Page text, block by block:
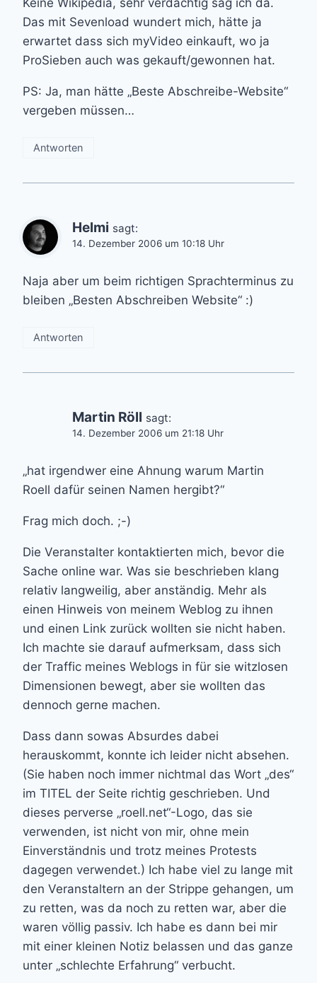
Keine Wikipedia, sehr verdächtig sag ich da.
Das mit Sevenload wundert mich, hätte ja
erwartet dass sich myVideo einkauft, wo ja
ProSieben auch was gekauft/gewonnen hat.
PS: Ja, man hätte „Beste Abschreibe-Website“
vergeben müssen…
Antworten
Helmi sagt:
14. Dezember 2006 um 10:18 Uhr
Naja aber um beim richtigen Sprachterminus zu
bleiben „Besten Abschreiben Website“ :)
Antworten
Martin Röll sagt:
14. Dezember 2006 um 21:18 Uhr
„hat irgendwer eine Ahnung warum Martin
Roell dafür seinen Namen hergibt?“
Frag mich doch. ;-)
Die Veranstalter kontaktierten mich, bevor die
Sache online war. Was sie beschrieben klang
relativ langweilig, aber anständig. Mehr als
einen Hinweis von meinem Weblog zu ihnen
und einen Link zurück wollten sie nicht haben.
Ich machte sie darauf aufmerksam, dass sich
der Traffic meines Weblogs in für sie witzlosen
Dimensionen bewegt, aber sie wollten das
dennoch gerne machen.
Dass dann sowas Absurdes dabei
herauskommt, konnte ich leider nicht absehen.
(Sie haben noch immer nichtmal das Wort „des“
im TITEL der Seite richtig geschrieben. Und
dieses perverse „roell.net“-Logo, das sie
verwenden, ist nicht von mir, ohne mein
Einverständnis und trotz meines Protests
dagegen verwendet.) Ich habe viel zu lange mit
den Veranstaltern an der Strippe gehangen, um
zu retten, was da noch zu retten war, aber die
waren völlig passiv. Ich habe es dann bei mir
mit einer kleinen Notiz belassen und das ganze
unter „schlechte Erfahrung“ verbucht.